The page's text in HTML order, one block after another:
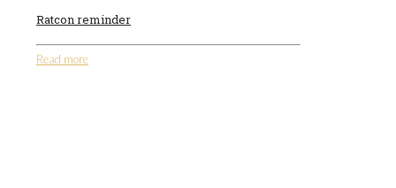
Ratcon reminder
Read more